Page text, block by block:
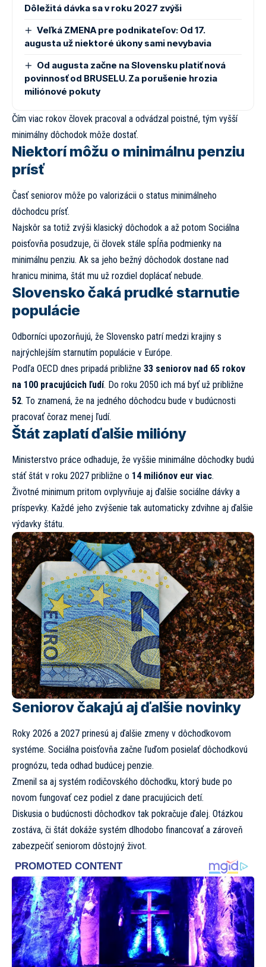
Dôležitá dávka sa v roku 2027 zvýši
Veľká ZMENA pre podnikateľov: Od 17.
augusta už niektoré úkony sami nevybavia
Od augusta začne na Slovensku platiť nová
povinnosť od BRUSELU. Za porušenie hrozia
miliónové pokuty
Čím viac rokov človek pracoval a odvádzal poistné, tým vyšší
minimálny dôchodok môže dostať.
Niektorí môžu o minimálnu penziu
prísť
Časť seniorov môže po valorizácii o status minimálneho
dôchodcu prísť.
Najskôr sa totiž zvýši klasický dôchodok a až potom Sociálna
poisťovňa posudzuje, či človek stále spĺňa podmienky na
minimálnu penziu. Ak sa jeho bežný dôchodok dostane nad
hranicu minima, štát mu už rozdiel doplácať nebude.
Slovensko čaká prudké starnutie
populácie
Odborníci upozorňujú, že Slovensko patrí medzi krajiny s
najrýchlejším starnutím populácie v Európe.
Podľa OECD dnes pripadá približne 33 seniorov nad 65 rokov
na 100 pracujúcich ľudí. Do roku 2050 ich má byť už približne
52. To znamená, že na jedného dôchodcu bude v budúcnosti
pracovať čoraz menej ľudí.
Štát zaplatí ďalšie milióny
Ministerstvo práce odhaduje, že vyššie minimálne dôchodky budú
stáť štát v roku 2027 približne o 14 miliónov eur viac.
Životné minimum pritom ovplyvňuje aj ďalšie sociálne dávky a
príspevky. Každé jeho zvýšenie tak automaticky zdvihne aj ďalšie
výdavky štátu.
Seniorov čakajú aj ďalšie novinky
Roky 2026 a 2027 prinesú aj ďalšie zmeny v dôchodkovom
systéme. Sociálna poisťovňa začne ľuďom posielať dôchodkovú
prognózu, teda odhad budúcej penzie.
Zmenil sa aj systém rodičovského dôchodku, ktorý bude po
novom fungovať cez podiel z dane pracujúcich detí.
Diskusia o budúcnosti dôchodkov tak pokračuje ďalej. Otázkou
zostáva, či štát dokáže systém dlhodobo financovať a zároveň
zabezpečiť seniorom dôstojný život.